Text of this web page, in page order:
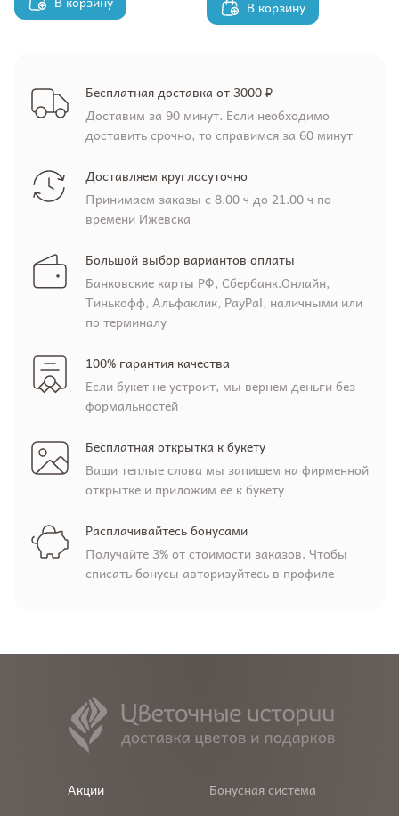
В корзину
Бесплатная доставка от 3000 ₽
Доставим за 90 минут. Если необходимо
доставить срочно, то справимся за 60 минут
Доставляем круглосуточно
Принимаем заказы с 8.00 ч до 21.00 ч по
времени Ижевска
Большой выбор вариантов оплаты
Банковские карты РФ, Сбербанк.Онлайн,
Тинькофф, Альфаклик, PayPal, наличными или
по терминалу
100% гарантия качества
Если букет не устроит, мы вернем деньги без
формальностей
Бесплатная открытка к букету
Ваши теплые слова мы запишем на фирменной
открытке и приложим ее к букету
Расплачивайтесь бонусами
Получайте 3% от стоимости заказов. Чтобы
списать бонусы авторизуйтесь в профиле
Акции
Бонусная система